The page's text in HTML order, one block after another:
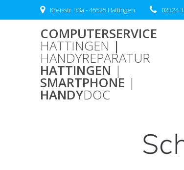
Inhalt
Kreisstr. 33a - 45525 Hattingen 02324
COMPUTERSERVICE
HATTINGEN |
HANDYREPARATUR
HATTINGEN |
SMARTPHONE |
HANDYDOC